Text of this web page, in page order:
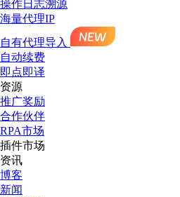
操作日志溯源
海量代理IP
自有代理导入
自动续费
即点即译
资源
推广奖励
合作伙伴
RPA市场
插件市场
资讯
博客
新闻